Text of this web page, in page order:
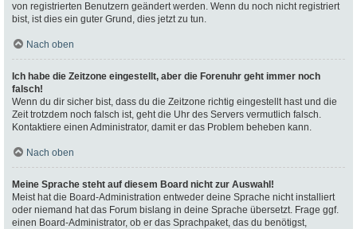
von registrierten Benutzern geändert werden. Wenn du noch nicht registriert
bist, ist dies ein guter Grund, dies jetzt zu tun.
Nach oben
Ich habe die Zeitzone eingestellt, aber die Forenuhr geht immer noch
falsch!
Wenn du dir sicher bist, dass du die Zeitzone richtig eingestellt hast und die
Zeit trotzdem noch falsch ist, geht die Uhr des Servers vermutlich falsch.
Kontaktiere einen Administrator, damit er das Problem beheben kann.
Nach oben
Meine Sprache steht auf diesem Board nicht zur Auswahl!
Meist hat die Board-Administration entweder deine Sprache nicht installiert
oder niemand hat das Forum bislang in deine Sprache übersetzt. Frage ggf.
einen Board-Administrator, ob er das Sprachpaket, das du benötigst,